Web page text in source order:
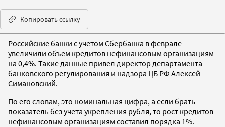
Копировать ссылку
Российские банки с учетом Сбербанка в феврале
увеличили объем кредитов нефинансовым организациям
на 0,4%. Такие данные привел директор департамента
банковского регулирования и надзора ЦБ РФ Алексей
Симановский.
По его словам, это номинальная цифра, а если брать
показатель без учета укрепления рубля, то рост кредитов
нефинансовым организациям составил порядка 1%.